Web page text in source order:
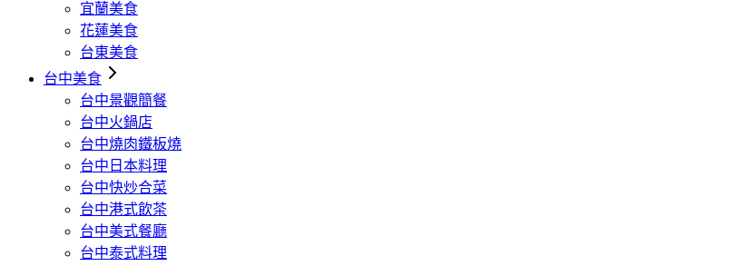
宜蘭美食
花蓮美食
台東美食
台中美食
台中景觀簡餐
台中火鍋店
台中燒肉鐵板燒
台中日本料理
台中快炒合菜
台中港式飲茶
台中美式餐廳
台中泰式料理